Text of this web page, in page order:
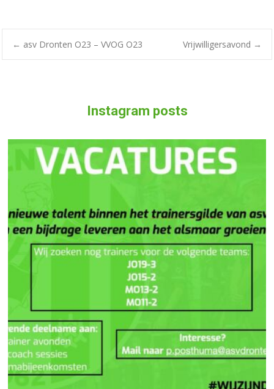
Bericht
← asv Dronten O23 – VVOG O23 Vrijwilligersavond →
Instagram posts